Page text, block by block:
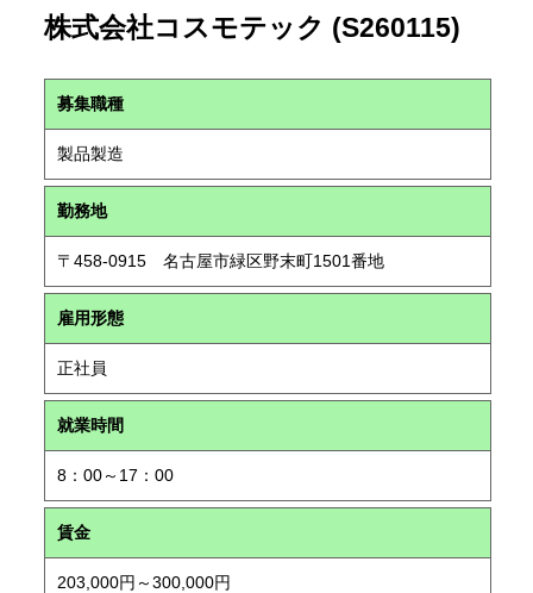
株式会社コスモテック (S260115)
募集職種
製品製造
勤務地
〒458-0915 名古屋市緑区野末町1501番地
雇用形態
正社員
就業時間
8：00～17：00
賃金
203,000円～300,000円